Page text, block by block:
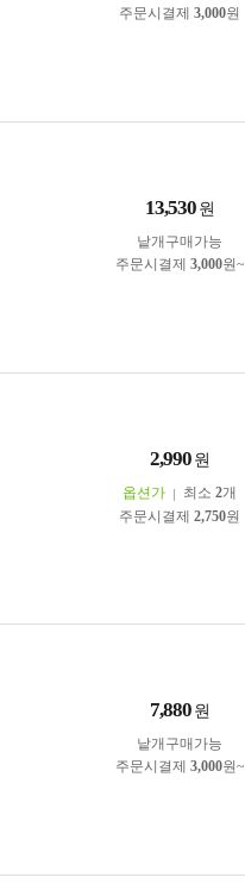
주문시결제 3,000원
13,530 원
낱개구매가능
주문시결제 3,000원~
2,990 원
옵션가 최소 2개
주문시결제 2,750원
7,880 원
낱개구매가능
주문시결제 3,000원~